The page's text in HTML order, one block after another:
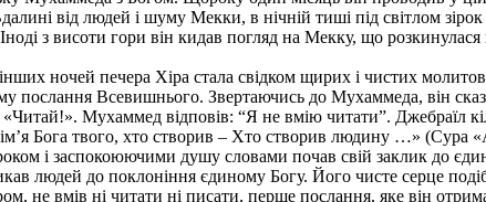
від людей і шуму Мекки, в нічній тиші під світлом
з висоти гори він кидав погляд на Мекку, що розкинулася
ночей печера Хіра стала свідком щирих і чистих
послання Всевишнього. Звертаючись до Мухаммеда, він
Мухаммед відповів: “Я не вмію читати”. Джебраїл
Бога твого, хто створив – Хто створив людину …» (Сура
і заспокоюючими душу словами почав свій заклик до
людей до поклоніння єдиному Богу. Його чисте серце
не вмів ні читати ні писати, перше послання, яке він